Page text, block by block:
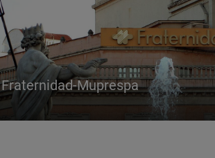
Fraternidad-Muprespa